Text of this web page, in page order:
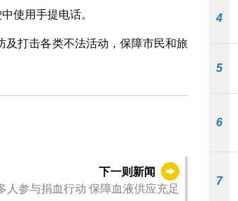
使用手提电话。
打击各类不法活动，保障市民和旅
下一则新闻
血活动 冀鼓励更多人参与捐血行动 保障血液供应充足
4
5
6
7